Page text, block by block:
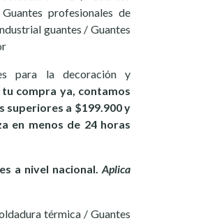
profesionales de
guantes / Guantes
para la decoración y
compra ya, contamos
superiores a $199.900 y
en menos de 24 horas
a nivel nacional. Aplica
térmica / Guantes